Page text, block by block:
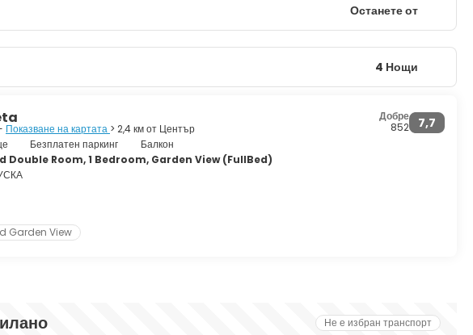
Останете от
4 Нощи
Показване на картата > 2,4 км от Център 7,7
Добре
852
Безплатен паркинг
Балкон
Double Room, 1 Bedroom, Garden View (FullBed)
Garden View
Не е избран транспорт